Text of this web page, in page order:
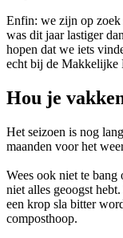
Enfin: we zijn op zoek
was dit jaar lastiger
hopen dat we iets
echt bij de Makkelijke
Hou je
Het seizoen is nog
maanden voor het
Wees ook niet te
niet alles geoogst
een krop sla bitter
composthoop.